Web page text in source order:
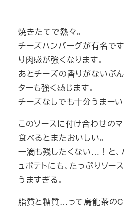
焼きたてで熱々。
チーズハンバーグが有名で
り肉感が強くなります。
あとチーズの香りがないぶ
ターも強く感じます。
チーズなしでも十分うまーい
このソースに付け合わせの
食べるとまたおいしい。
一滴も残したくない…！と、
ュポテトにも、たっぷりソー
うますぎる。
脂質と糖質…って烏龍茶の